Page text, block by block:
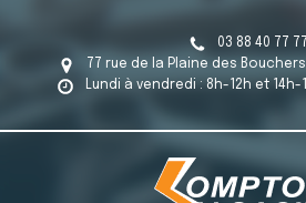
03 88 40 77 77
77 rue de la Plaine des Bouchers,
Lundi à vendredi : 8h-12h et 14h-